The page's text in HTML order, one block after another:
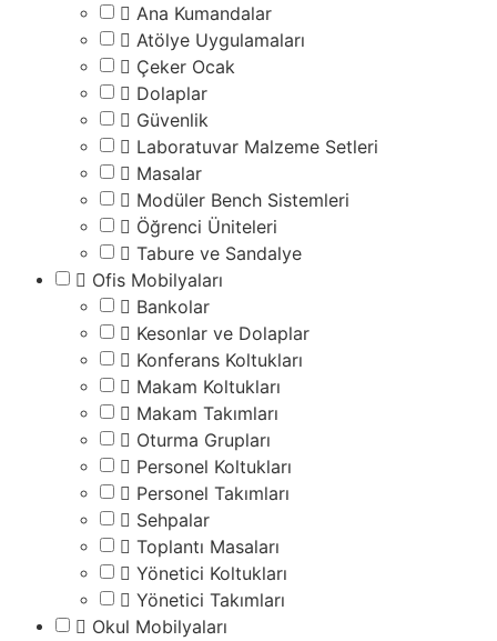
Ana Kumandalar
Atölye Uygulamaları
Çeker Ocak
Dolaplar
Güvenlik
Laboratuvar Malzeme Setleri
Masalar
Modüler Bench Sistemleri
Öğrenci Üniteleri
Tabure ve Sandalye
Ofis Mobilyaları
Bankolar
Kesonlar ve Dolaplar
Konferans Koltukları
Makam Koltukları
Makam Takımları
Oturma Grupları
Personel Koltukları
Personel Takımları
Sehpalar
Toplantı Masaları
Yönetici Koltukları
Yönetici Takımları
Okul Mobilyaları